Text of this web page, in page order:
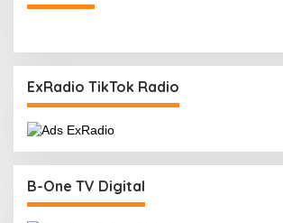
ExRadio TikTok Radio
B-One TV Digital